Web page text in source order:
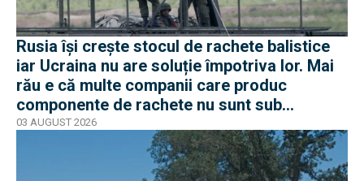
Rusia își crește stocul de rachete balistice
iar Ucraina nu are soluție împotriva lor. Mai
rău e că multe companii care produc
componente de rachete nu sunt sub
sancțiuni în Occident
03 AUGUST 2026